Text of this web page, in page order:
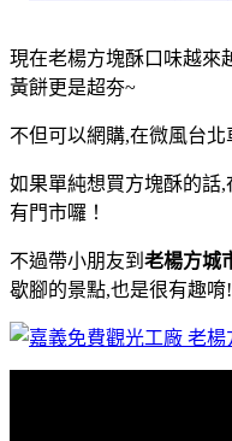
現在老楊方塊酥口味越來
黃餅更是超夯~
不但可以網購,在微風台
如果單純想買方塊酥的話
有門市囉！
不過帶小朋友到 老楊方城
歇腳的景點,也是很有趣唷!